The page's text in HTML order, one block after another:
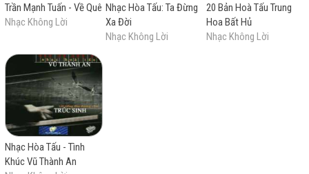
Trần Mạnh Tuấn - Về Quê
Nhạc Không Lời
Nhạc Hòa Tấu: Ta Đừng
Xa Đời
Nhạc Không Lời
20 Bản Hoà Tấu Trung
Hoa Bất Hủ
Nhạc Không Lời
Nhạc Hòa Tấu - Tình
Khúc Vũ Thành An